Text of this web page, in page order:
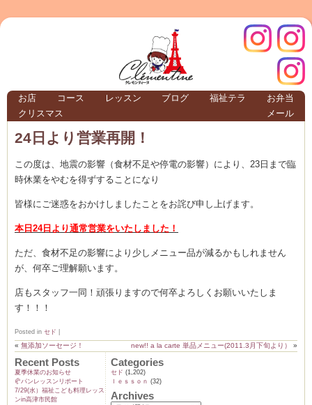
クレモンティーヌ – 新百合ヶ丘の料理教
お店 コース レッスン ブログ 福祉テラ
お弁当
クリスマス
メール
インス
クレモ
24日より営業再開！
この度は、地震の影響（食材不足や停電の影響）により、23日まで臨
時休業をやむを得ずすることになり
皆様にご迷惑をおかけしましたことをお詫び申し上げます。
本日24日より通常営業をいたしました！
ただ、食材不足の影響により少しメニュー品が減るかもしれません
が、何卒ご理解願います。
店もスタッフ一同！頑張りますので何卒よろしくお願いいたしま
す！！！
Posted in セド
« 無添加ソーセージ！ new!! a la carte 単品メニュー(2011.3月下旬より） »
Recent Posts
夏季休業のお知らせ
🥐パンレッスンリポート
7/29(水）福祉こども料理レッス
ンin高津市民館
Categories
セド (1,202)
ｌｅｓｓｏｎ (32)
Archives